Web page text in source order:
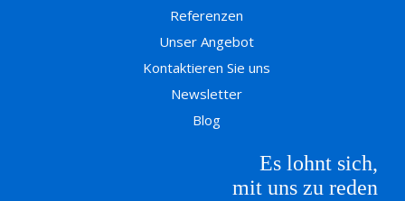
Referenzen
Unser Angebot
Kontaktieren Sie uns
Newsletter
Blog
Es lohnt sich,
mit uns zu reden